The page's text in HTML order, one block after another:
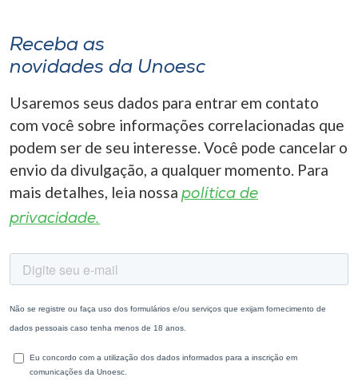
Receba as
novidades da Unoesc
Usaremos seus dados para entrar em contato
com você sobre informações correlacionadas que
podem ser de seu interesse. Você pode cancelar o
envio da divulgação, a qualquer momento. Para
mais detalhes, leia nossa política de
privacidade.